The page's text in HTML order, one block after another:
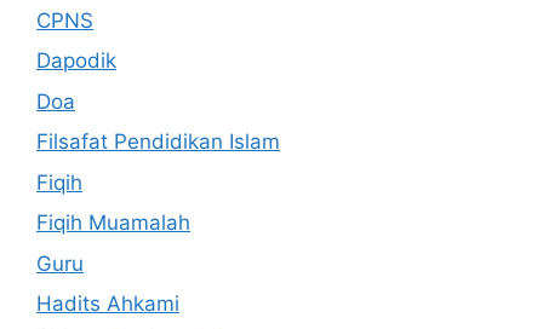
CPNS
Dapodik
Doa
Filsafat Pendidikan Islam
Fiqih
Fiqih Muamalah
Guru
Hadits Ahkami